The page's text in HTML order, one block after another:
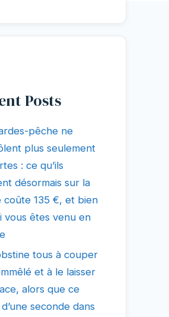
Posts
pêche ne
plus seulement
: ce qu’ils
désormais sur la
coûte 135 €, et bien
vous êtes venu en
tous à couper
et à le laisser
alors que ce
seconde dans